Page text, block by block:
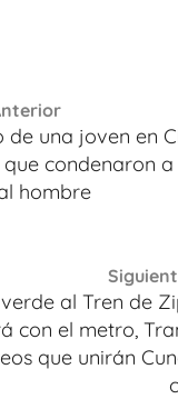
de una joven en
condenaron a
hombre
al Tren de
con el metro,
que unirán